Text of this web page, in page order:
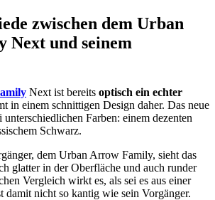
zwischen dem Urban
Next und seinem
Next ist bereits optisch ein echter
in einem schnittigen Design daher. Das neue
Farben: einem dezenten
Schwarz.
dem Urban Arrow Family, sieht das
glatter in der Oberfläche und auch runder
Vergleich wirkt es, als sei es aus einer
damit nicht so kantig wie sein Vorgänger.